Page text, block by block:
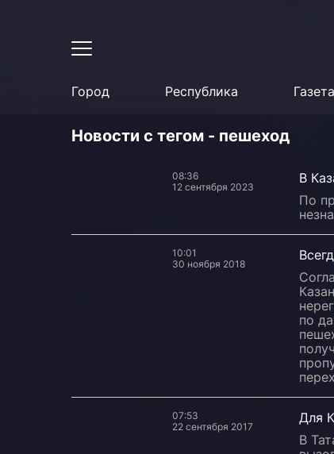
Город Республика Газета
Новости с тегом - пешеход
08:36
12 сентября 2023
В
По
10:01
30 ноября 2018
по
07:53
22 сентября 2017
Для
В